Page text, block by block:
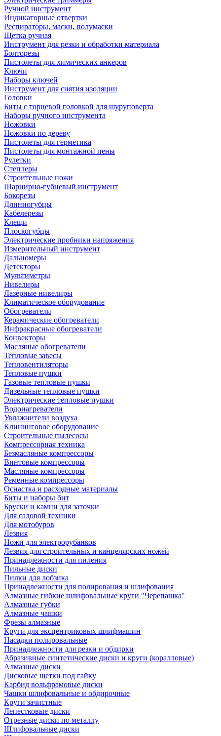
Ручной инструмент
Индикаторные отвертки
Респираторы, маски, полумаски
Щетка ручная
Инструмент для резки и обработки материала
Болторезы
Пистолеты для химических анкеров
Ключи
Наборы ключей
Инструмент для снятия изоляции
Головки
Биты с торцевой головкой для шуруповерта
Наборы ручного инструмента
Ножовки
Ножовки по дереву
Пистолеты для герметика
Пистолеты для монтажной пены
Рулетки
Степлеры
Строительные ножи
Шарнирно-губцевый инструмент
Бокорезы
Длинногубцы
Кабелерезы
Клещи
Плоскогубцы
Электрические пробники напряжения
Измерительный инструмент
Дальномеры
Детекторы
Мультиметры
Нивелиры
Лазерные нивелиры
Климатическое оборудование
Обогреватели
Керамические обогреватели
Инфракрасные обогреватели
Конвекторы
Масляные обогреватели
Тепловые завесы
Тепловентиляторы
Тепловые пушки
Газовые тепловые пушки
Дизельные тепловые пушки
Электрические тепловые пушки
Водонагреватели
Увлажнители воздуха
Клининговое оборудование
Строительные пылесосы
Компрессорная техника
Безмасляные компрессоры
Винтовые компрессоры
Масляные компрессоры
Ременные компрессоры
Оснастка и расходные материалы
Биты и наборы бит
Бруски и камни для заточки
Для садовой техники
Для мотобуров
Лезвия
Ножи для электрорубанков
Лезвия для строительных и канцелярских ножей
Принадлежности для пиления
Пильные диски
Пилки для лобзика
Принадлежности для полирования и шлифования
Алмазные гибкие шлифовальные круги "Черепашка"
Алмазные губки
Алмазные чашки
Фрезы алмазные
Круги для эксцентриковых шлифмашин
Насадки полировальные
Принадлежности для резки и обдирки
Абразивные синтетические диски и круги (коралловые)
Алмазные диски
Дисковые щетки под гайку
Карбид вольфрамовые диски
Чашки шлифовальные и обдирочные
Круги зачистные
Лепестковые диски
Отрезные диски по металлу
Шлифовальные диски